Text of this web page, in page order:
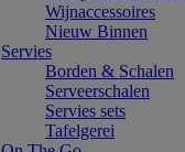
Wijnaccessoires
Nieuw Binnen
Servies
Borden & Schalen
Serveerschalen
Servies sets
Tafelgerei